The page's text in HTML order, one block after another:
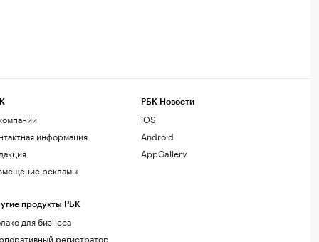
информация
рекламы
продукты РБК
для бизнеса
регистратор
РБК Новости
iOS
Android
AppGallery